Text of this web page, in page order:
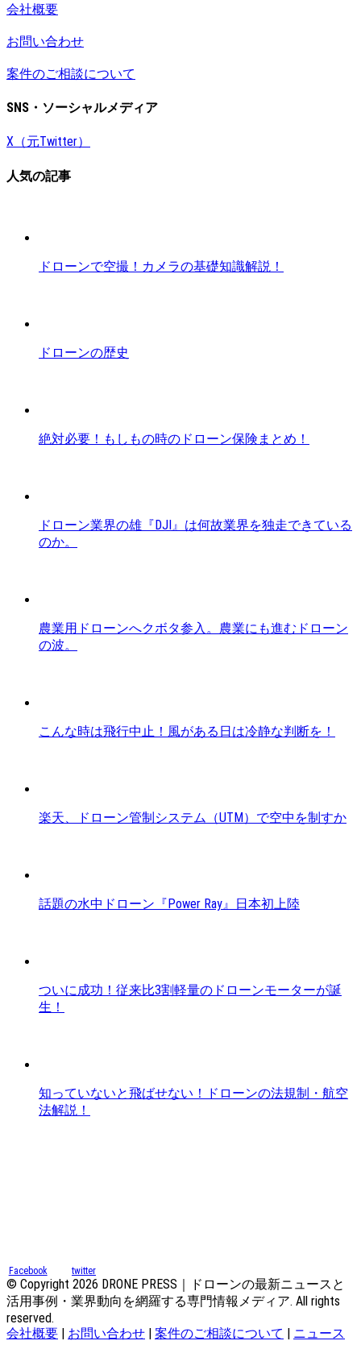
会社概要
お問い合わせ
案件のご相談について
SNS・ソーシャルメディア
X（元Twitter）
人気の記事
ドローンで空撮！カメラの基礎知識解説！
ドローンの歴史
絶対必要！もしもの時のドローン保険まとめ！
ドローン業界の雄『DJI』は何故業界を独走できている
のか。
農業用ドローンへクボタ参入。農業にも進むドローン
の波。
こんな時は飛行中止！風がある日は冷静な判断を！
楽天、ドローン管制システム（UTM）で空中を制すか
話題の水中ドローン『Power Ray』日本初上陸
ついに成功！従来比3割軽量のドローンモーターが誕
生！
知っていないと飛ばせない！ドローンの法規制・航空
法解説！
Facebook twitter
© Copyright 2026 DRONE PRESS｜ドローンの最新ニュースと
活用事例・業界動向を網羅する専門情報メディア. All rights
reserved.
会社概要 | お問い合わせ | 案件のご相談について | ニュース